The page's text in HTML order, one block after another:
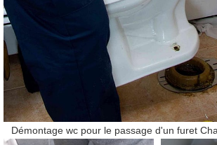
Démontage wc pour le passage d'un furet